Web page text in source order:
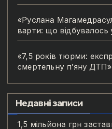
«Руслана
варти: що відбувалось
«7,5 років тюрми:
смертельну п’яну ДТП»
Недавні записи
1,5 мільйона грн